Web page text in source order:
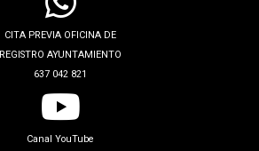
CITA PREVIA OFICINA DE
REGISTRO AYUNTAMIENTO
637 042 821
Canal YouTube